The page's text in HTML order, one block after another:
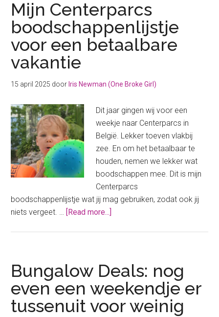
Mijn Centerparcs
boodschappenlijstje
voor een betaalbare
vakantie
15 april 2025 door Iris Newman (One Broke Girl)
Dit jaar gingen wij voor een
weekje naar Centerparcs in
België. Lekker toeven vlakbij
zee. En om het betaalbaar te
houden, nemen we lekker wat
boodschappen mee. Dit is mijn
Centerparcs
boodschappenlijstje wat jij mag gebruiken, zodat ook jij
niets vergeet. …
[Read more...]
een
betaalbare
vakantie
Bungalow Deals: nog
even een weekendje er
tussenuit voor weinig